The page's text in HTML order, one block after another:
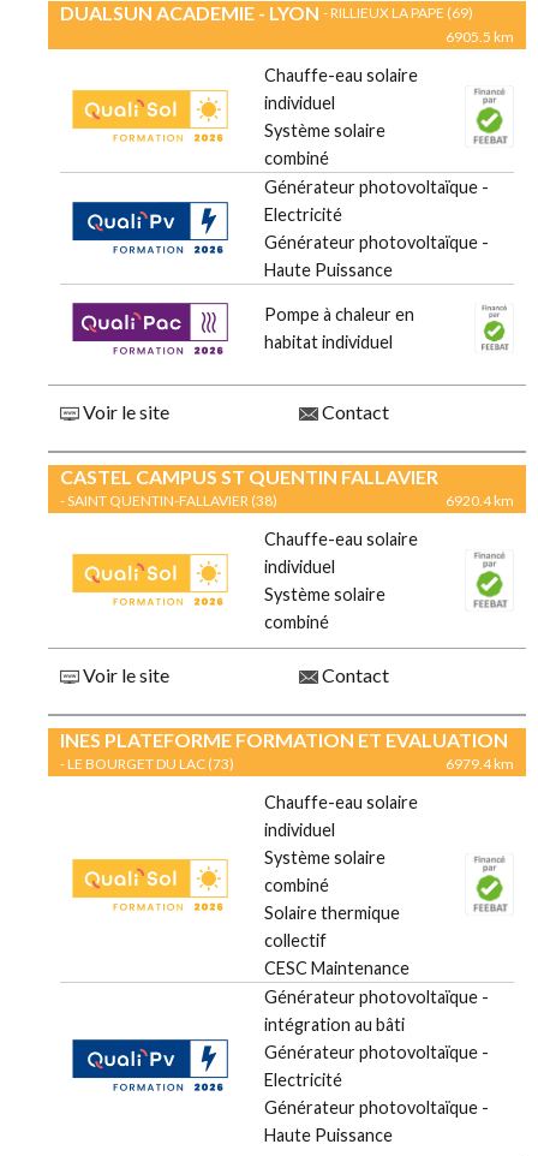
DUALSUN ACADEMIE - LYON - RILLIEUX LA PAPE (69)
6905.5 km
Chauffe-eau solaire
individuel
Système solaire
combiné
Générateur photovoltaïque -
Electricité
Générateur photovoltaïque -
Haute Puissance
Pompe à chaleur en
habitat individuel
Voir le site Contact
CASTEL CAMPUS ST QUENTIN FALLAVIER
- SAINT QUENTIN-FALLAVIER (38) 6920.4 km
Chauffe-eau solaire
individuel
Système solaire
combiné
Voir le site Contact
INES PLATEFORME FORMATION ET EVALUATION
- LE BOURGET DU LAC (73) 6979.4 km
Chauffe-eau solaire
individuel
Système solaire
combiné
Solaire thermique
collectif
CESC Maintenance
Générateur photovoltaïque -
intégration au bâti
Générateur photovoltaïque -
Electricité
Générateur photovoltaïque -
Haute Puissance